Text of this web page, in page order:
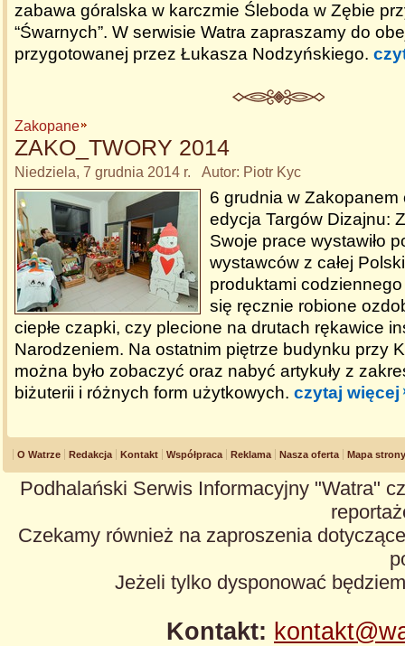
zabawa góralska w karczmie Śleboda w Zębie
“Śwarnych”. W serwisie Watra zapraszamy do
przygotowanej przez Łukasza Nodzyńskiego.
Zakopane
ZAKO_TWORY 2014
Niedziela, 7 grudnia 2014 r. Autor: Piotr Kyc
6 grudnia w Zakopanem
edycja Targów Dizajnu:
Swoje prace wystawiło
wystawców z całej
produktami codziennego
się ręcznie robione
ciepłe czapki, czy plecione na drutach rękawice
Narodzeniem. Na ostatnim piętrze budynku przy
można było zobaczyć oraz nabyć artykuły z
biżuterii i różnych form użytkowych. czytaj więcej
O Watrze Redakcja Kontakt Współpraca Reklama Nasza oferta Mapa strony
Podhalański Serwis Informacyjny "Watra"
Czekamy również na zaproszenia
Jeżeli tylko dysponować
Kontakt: